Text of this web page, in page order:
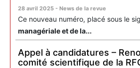
28 avril 2025 - News de la revue
Ce nouveau numéro, placé sous le
managériale et de la...
Appel à candidatures –
comité scientifique de la